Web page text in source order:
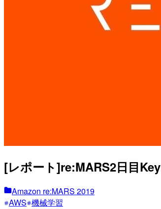
[レポート]re:MARS2日目
Amazon re:MARS 2019
AWS 機械学習